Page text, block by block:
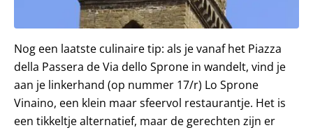
Nog een laatste culinaire tip: als je vanaf het Piazza
della Passera de Via dello Sprone in wandelt, vind je
aan je linkerhand (op nummer 17/r) Lo Sprone
Vinaino, een klein maar sfeervol restaurantje. Het is
een tikkeltje alternatief, maar de gerechten zijn er